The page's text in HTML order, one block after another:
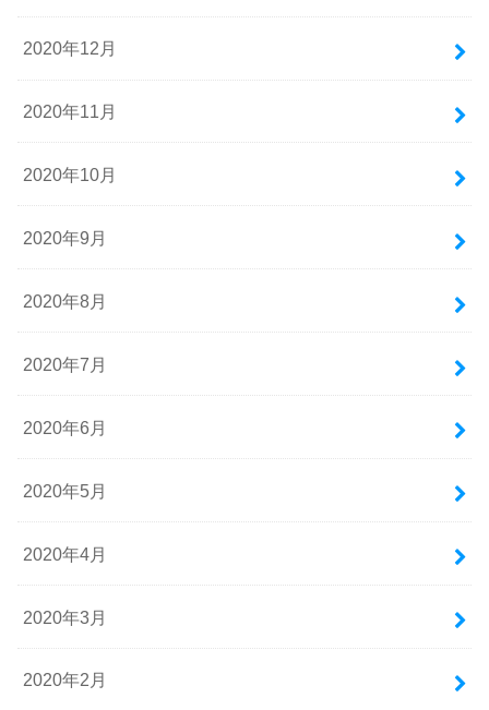
2020年12月
2020年11月
2020年10月
2020年9月
2020年8月
2020年7月
2020年6月
2020年5月
2020年4月
2020年3月
2020年2月